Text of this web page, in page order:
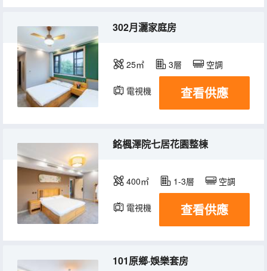
302月灑家庭房
25㎡ 3層 空調
電視機 查看供應
銘楓澤院七居花園整棟
400㎡ 1-3層 空調
電視機 查看供應
101原鄉·娛樂套房